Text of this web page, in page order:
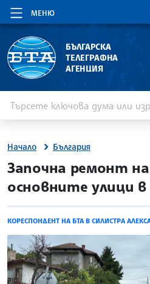
МЕНЮ
БЪЛГАРСКА
ТЕЛЕГРАФНА
АГЕНЦИЯ
Начало България
site.bta
Започна ремонт
основните улици
КОРЕСПОНДЕНТ НА БТА В СИЛИСТРА